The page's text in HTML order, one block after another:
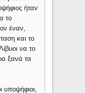
ήταν
το
έναν,
και το
να το
ξανά τα
υποψήφιοι,